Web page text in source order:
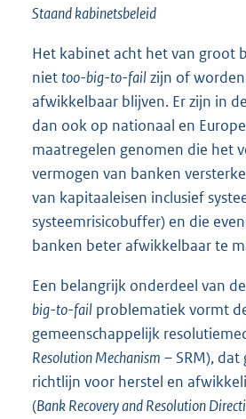
Staand kabinetsbeleid
Het kabinet acht het van groot
niettoo-big-to-failzijn of
afwikkelbaar blijven. Er zijn in
dan ook op nationaal en
maatregelen genomen die het
vermogen van banken
van kapitaaleisen inclusief
systeemrisicobuffer) en die
banken beter afwikkelbaar te
Een belangrijk onderdeel van
big-to-fail problematiek vormt
gemeenschappelijk
Resolution Mechanism – SRM),
richtlijn voor herstel en
(Bank Recovery and Resolution